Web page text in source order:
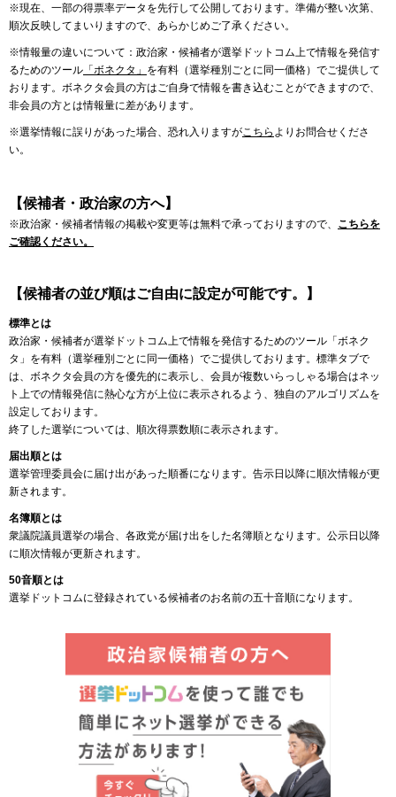
※現在、一部の得票率データを先行して公開しております。準備が整い次第、
順次反映してまいりますので、あらかじめご了承ください。
※情報量の違いについて：政治家・候補者が選挙ドットコム上で情報を発信す
るためのツール 「ボネクタ」 を有料（選挙種別ごとに同一価格）でご提供して
おります。ボネクタ会員の方はご自身で情報を書き込むことができますので、
非会員の方とは情報量に差があります。
※選挙情報に誤りがあった場合、恐れ入りますが こちら よりお問合せくださ
い。
【候補者・政治家の方へ】
※政治家・候補者情報の掲載や変更等は無料で承っておりますので、 こちらを
ご確認ください。
【候補者の並び順はご自由に設定が可能です。】
標準とは
政治家・候補者が選挙ドットコム上で情報を発信するためのツール「ボネク
タ」を有料（選挙種別ごとに同一価格）でご提供しております。標準タブで
は、ボネクタ会員の方を優先的に表示し、会員が複数いらっしゃる場合はネッ
ト上での情報発信に熱心な方が上位に表示されるよう、独自のアルゴリズムを
設定しております。
終了した選挙については、順次得票数順に表示されます。
届出順とは
選挙管理委員会に届け出があった順番になります。告示日以降に順次情報が更
新されます。
名簿順とは
衆議院議員選挙の場合、各政党が届け出をした名簿順となります。公示日以降
に順次情報が更新されます。
50音順とは
選挙ドットコムに登録されている候補者のお名前の五十音順になります。